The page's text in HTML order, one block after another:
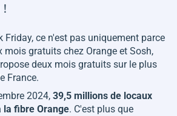
!
Friday, ce n'est pas uniquement parce
mois gratuits chez Orange et Sosh,
deux mois gratuits sur le plus
France.
2024, 39,5 millions de locaux
la fibre Orange. C'est plus que